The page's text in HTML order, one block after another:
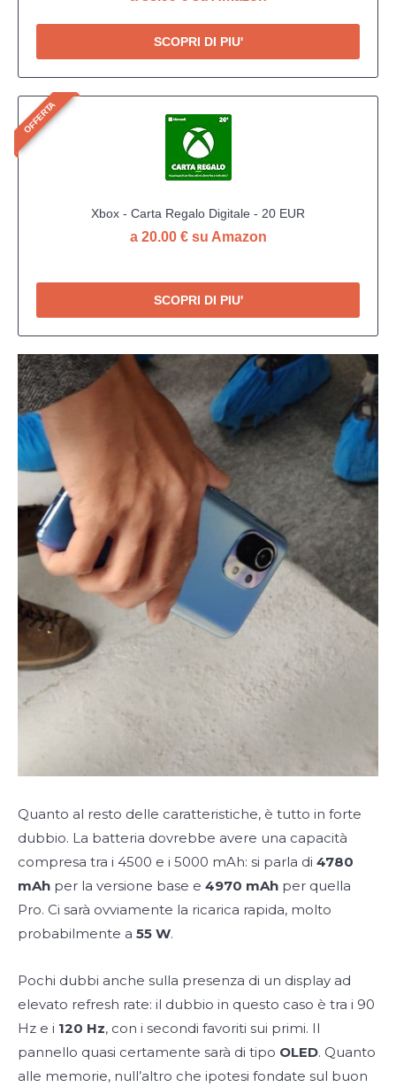
SCOPRI DI PIU'
OFFERTA
Xbox - Carta Regalo Digitale - 20 EUR
a 20.00 € su Amazon
SCOPRI DI PIU'
Quanto al resto delle caratteristiche, è tutto in forte
dubbio. La batteria dovrebbe avere una capacità
compresa tra i 4500 e i 5000 mAh: si parla di 4780
mAh per la versione base e 4970 mAh per quella
Pro. Ci sarà ovviamente la ricarica rapida, molto
probabilmente a 55 W.
Pochi dubbi anche sulla presenza di un display ad
elevato refresh rate: il dubbio in questo caso è tra i 90
Hz e i 120 Hz, con i secondi favoriti sui primi. Il
pannello quasi certamente sarà di tipo OLED. Quanto
alle memorie, null’altro che ipotesi fondate sul buon